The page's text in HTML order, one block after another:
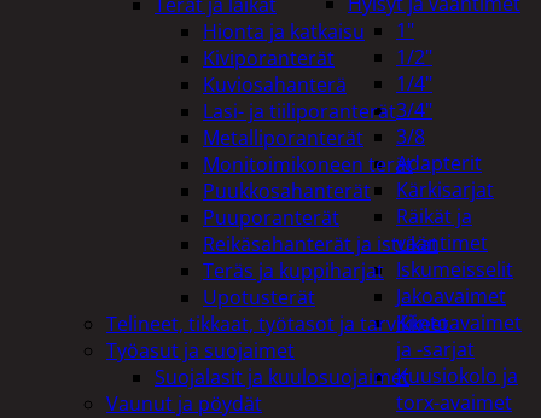
1"
1/2"
1/4"
3/4"
3/8
Adapterit
Kärkisarjat
Räikät ja
vääntimet
Iskumeisselit
Jakoavaimet
Kiintoavaimet
ja -sarjat
Kuusiokolo ja
torx-avaimet
Hionta ja katkaisu
Kiviporanterät
Kuviosahanterä
Lasi- ja tiiliporanterät
Metalliporanterät
Monitoimikoneen terät
Puukkosahanterät
Puuporanterät
Reikäsahanterät ja istukat
Teräs ja kuppiharjat
Upotusterät
Telineet, tikkaat, työtasot ja tarvikkeet
Työasut ja suojaimet
Suojalasit ja kuulosuojaimet
Vaunut ja pöydät